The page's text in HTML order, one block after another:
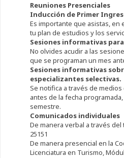
Reuniones Presenciales
Inducción de Primer
Es importante que asistas, en
tu plan de estudios y los
Sesiones informativas
No olvides acudir a las
que se programan un mes
Sesiones informativas
especializantes selectivas.
Se notifica a través de
antes de la fecha
semestre.
Comunicados individuales
De manera verbal a través del
25151
De manera presencial en la
Licenciatura en Turismo,